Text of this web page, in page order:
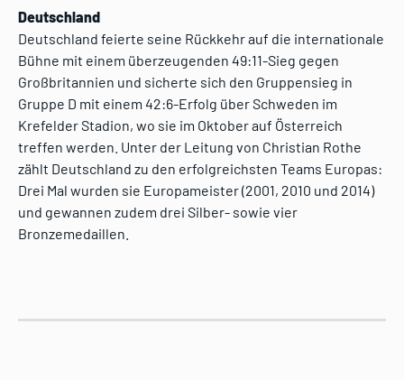
Deutschland
Deutschland feierte seine Rückkehr auf die internationale
Bühne mit einem überzeugenden 49:11-Sieg gegen
Großbritannien und sicherte sich den Gruppensieg in
Gruppe D mit einem 42:6-Erfolg über Schweden im
Krefelder Stadion, wo sie im Oktober auf Österreich
treffen werden. Unter der Leitung von Christian Rothe
zählt Deutschland zu den erfolgreichsten Teams Europas:
Drei Mal wurden sie Europameister (2001, 2010 und 2014)
und gewannen zudem drei Silber- sowie vier
Bronzemedaillen.